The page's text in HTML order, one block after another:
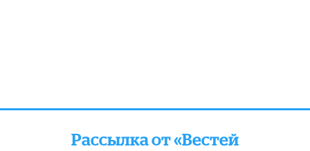
Рассылка от «Вестей